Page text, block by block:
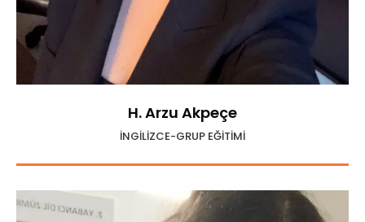
H. Arzu Akpeçe
İNGİLİZCE-GRUP EĞİTİMİ